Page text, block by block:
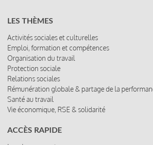
LES THÈMES
Activités sociales et culturelles
Emploi, formation et compétences
Organisation du travail
Protection sociale
Relations sociales
Rémunération globale & partage de la
Santé au travail
Vie économique, RSE & solidarité
ACCÈS RAPIDE